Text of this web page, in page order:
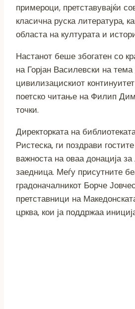
примероци, претставувајќи
класична руска литература,
областа на културата и
Настанот беше збогатен со
на Горјан Василевски на
цивилизацискиот
поетско читање на Филип
точки.
Директорката на
Ристеска, ги поздрави
важноста на оваа донација за
заедница. Меѓу присутните
градоначалникот Борче
претставници на
црква, кои ја поддржаа